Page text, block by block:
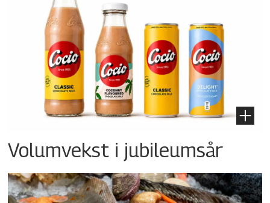
Volumvekst i jubileumsår